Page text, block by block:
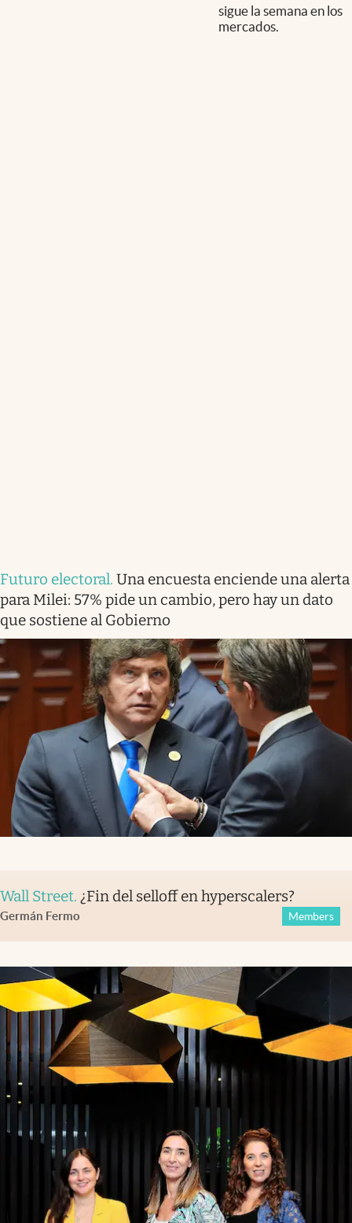
sigue la semana en los
mercados.
Futuro electoral. Una encuesta enciende una alerta
para Milei: 57% pide un cambio, pero hay un dato
que sostiene al Gobierno
Wall Street. ¿Fin del selloff en hyperscalers?
Germán Fermo Members